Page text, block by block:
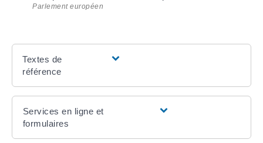
Parlement européen
Textes de
référence
Services en ligne et
formulaires